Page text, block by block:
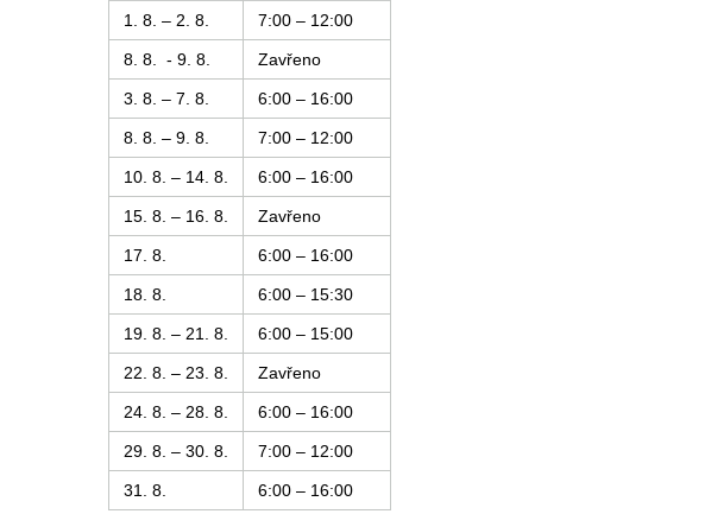
1. 8. – 2. 8. 7:00 – 12:00
8. 8. - 9. 8. Zavřeno
3. 8. – 7. 8. 6:00 – 16:00
8. 8. – 9. 8. 7:00 – 12:00
10. 8. – 14. 8. 6:00 – 16:00
15. 8. – 16. 8. Zavřeno
17. 8. 6:00 – 16:00
18. 8. 6:00 – 15:30
19. 8. – 21. 8. 6:00 – 15:00
22. 8. – 23. 8. Zavřeno
24. 8. – 28. 8. 6:00 – 16:00
29. 8. – 30. 8. 7:00 – 12:00
31. 8. 6:00 – 16:00